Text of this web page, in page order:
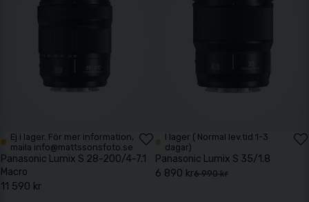
Ej i lager. För mer information,
maila info@mattssonsfoto.se
Panasonic Lumix S 28-200/4-7.1
Macro
11 590 kr
I lager ( Normal lev.tid 1-3
dagar)
Panasonic Lumix S 35/1.8
6 990 kr
6 890 kr